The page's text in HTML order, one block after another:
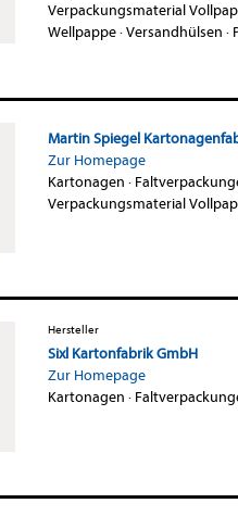
Verpackungsmaterial
Wellpappe·Versandhülsen ·
Martin Spiegel
Zur Homepage
Kartonagen ·
Verpackungsmaterial
Hersteller
Sixl Kartonfabrik GmbH
Zur Homepage
Kartonagen ·